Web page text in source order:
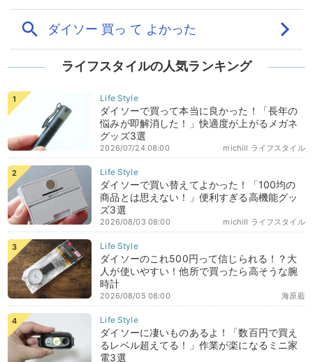
ライフスタイルの人気ランキング
ダイソーで買って本当に良かった！「長年の
悩みが即解消した！」快適度が上がるメガネ
グッズ3選
michill ライフスタイル
2026/07/24 08:00
ダイソーで買い替えてよかった！「100均の
商品とは思えない！」便利すぎる高機能グッ
ズ3選
michill ライフスタイル
2026/08/03 08:00
ダイソーのこれ500円って信じられる！？大
人が使いやすい！他所で買ったら高そうな腕
時計
海原藍
2026/08/05 08:00
ダイソーに凄いものあるよ！「数百円で買え
るレベル超えてる！」作業が楽になるミニ家
電3選